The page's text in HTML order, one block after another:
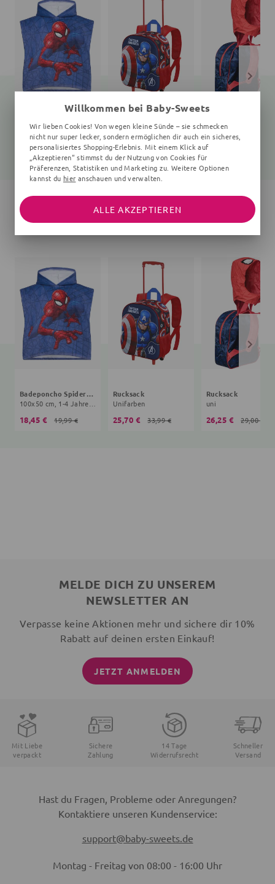
Badeponcho Spiderman
100x50 cm, 1-4 Jahre, blau
18,45 € 19,99 €
Rucksack
Unifarben
25,70 € 33,99 €
Rucksack
uni
26,25 €
Badeponcho Spiderman
100x50 cm, 1-4 Jahre, blau
18,45 € 19,99 €
Rucksack
Unifarben
25,70 € 33,99 €
Rucksack
uni
26,25 € 29,00 €
MELDE DICH ZU UNSEREM
NEWSLETTER AN
Verpasse keine Aktionen mehr und sichere dir 10%
Rabatt auf deinen ersten Einkauf!
JETZT ANMELDEN
Mit Liebe
verpackt
Sichere
Zahlung
14 Tage
Widerrufsrecht
Schneller
Versand
Hast du Fragen, Probleme oder Anregungen?
Kontaktiere unseren Kundenservice:
support@baby-sweets.de
Montag - Freitag von 08:00 - 16:00 Uhr
Willkommen bei Baby-Sweets
Wir lieben Cookies! Von wegen kleine Sünde – sie schmecken
nicht nur super lecker, sondern ermöglichen dir auch ein sicheres,
personalisiertes Shopping-Erlebnis. Mit einem Klick auf
„Akzeptieren“ stimmst du der Nutzung von Cookies für
Präferenzen, Statistiken und Marketing zu. Weitere Optionen
kannst du hier anschauen und verwalten.
ALLE AKZEPTIEREN